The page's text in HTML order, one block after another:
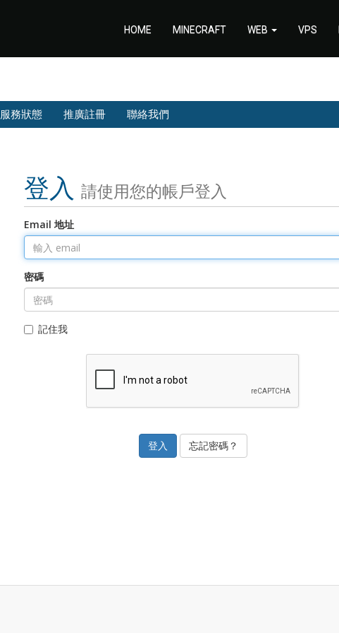
HOME MINECRAFT WEB VPS
服務狀態 推廣註冊 聯絡我們
登入 請使用您的帳戶登入
Email 地址
密碼
記住我
忘記密碼？